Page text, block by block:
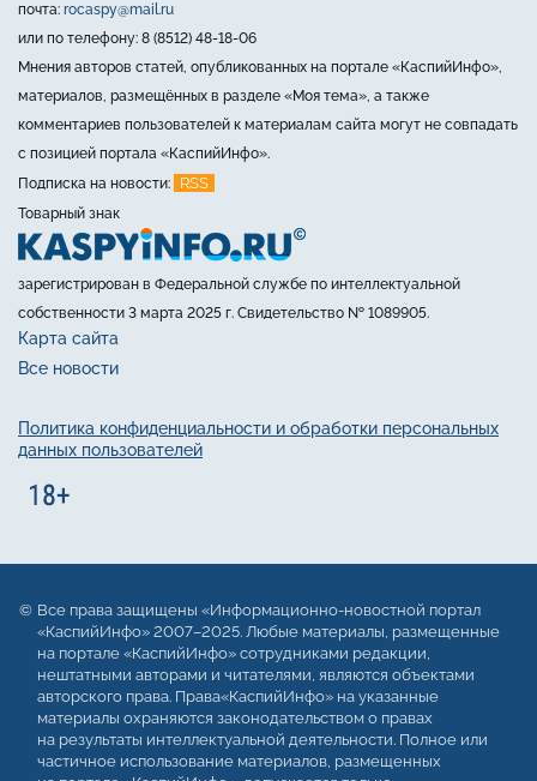
почта: rocaspy@mail.ru
или по телефону: 8 (8512) 48-18-06
Мнения авторов статей, опубликованных на портале «КаспийИнфо»,
материалов, размещённых в разделе «Моя тема», а также
комментариев пользователей к материалам сайта могут не совпадать
с позицией портала «КаспийИнфо».
Подписка на новости:
RSS
Товарный знак
зарегистрирован в Федеральной службе по интеллектуальной
собственности 3 марта 2025 г. Свидетельство № 1089905.
Карта сайта
Все новости
Политика конфиденциальности и обработки персональных
данных пользователей
Все права защищены «Информационно-новостной портал
«КаспийИнфо» 2007–2025. Любые материалы, размещенные
на портале «КаспийИнфо» сотрудниками редакции,
нештатными авторами и читателями, являются объектами
авторского права. Права«КаспийИнфо» на указанные
материалы охраняются законодательством о правах
на результаты интеллектуальной деятельности. Полное или
частичное использование материалов, размещенных